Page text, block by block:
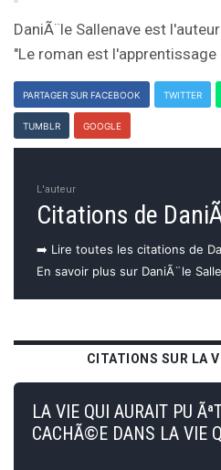
DaniÃ¨le Sallenave est
"Le roman est
PARTAGER SUR FACEBOOK TWITTER
TUMBLR GOOGLE
L'auteur
Citations de
➡️ Lire toutes les citations de
En savoir plus sur DaniÃ¨le
CITATIONS SUR LA
LA VIE QUI AURAIT PU
CACHÃ©E DANS LA VIE